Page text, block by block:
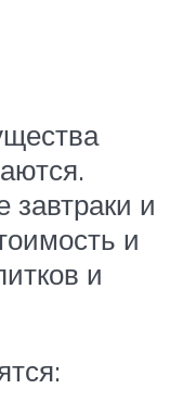
завтраки и
и
и